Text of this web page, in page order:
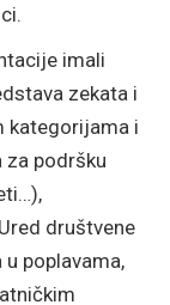
imali
zekata i
kategorijama i
podršku
društvene
poplavama,